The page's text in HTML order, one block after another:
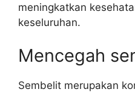
meningkatkan
keseluruhan.
Mencegah
Sembelit merupakan